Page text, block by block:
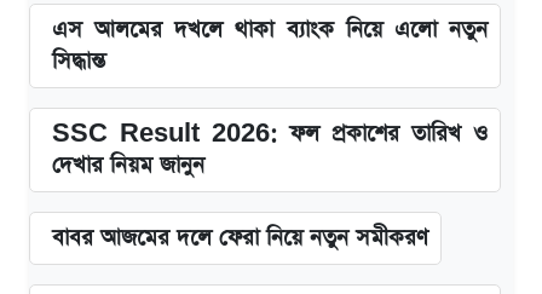
এস আলমের দখলে থাকা ব্যাংক নিয়ে এলো নতুন
সিদ্ধান্ত
SSC Result 2026: ফল প্রকাশের তারিখ ও
দেখার নিয়ম জানুন
বাবর আজমের দলে ফেরা নিয়ে নতুন সমীকরণ